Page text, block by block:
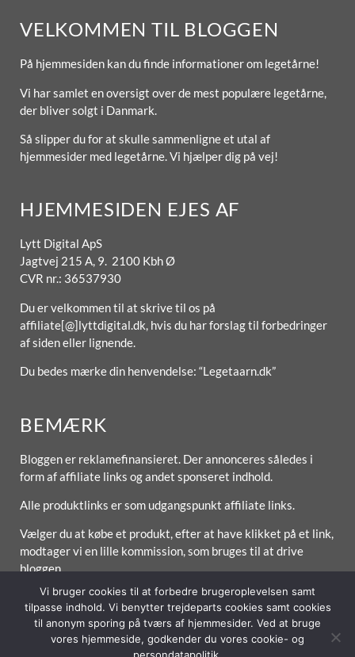
VELKOMMEN TIL BLOGGEN
På hjemmesiden kan du finde informationer om legetårne!
Vi har samlet en oversigt over de mest populære legetårne,
der bliver solgt i Danmark.
Så slipper du for at skulle sammenligne et utal af
hjemmesider med legetårne. Vi hjælper dig på vej!
HJEMMESIDEN EJES AF
Lytt Digital ApS
Jagtvej 215 A, 9. 2100 Kbh Ø
CVR nr.: 36537930
Du er velkommen til at skrive til os på
affiliate[@]lyttdigital.dk, hvis du har forslag til forbedringer
af siden eller lignende.
Du bedes mærke din henvendelse: “Legetaarn.dk”
BEMÆRK
Bloggen er reklamefinansieret. Der annonceres således i
form af affiliate links og andet sponseret indhold.
Alle produktlinks er som udgangspunkt affiliate links.
Vælger du at købe et produkt, efter at have klikket på et link,
modtager vi en lille kommission, som bruges til at drive
bloggen.
Forside Om / Kontakt Betingelser
Vi bruger cookies til at forbedre brugeroplevelsen samt
tilpasse indhold. Vi benytter trejdeparts cookies samt cookies
til anonym sporing på tværs af hjemmesider. Ved at bruge
vores hjemmeside, godkender du vores cookie- og